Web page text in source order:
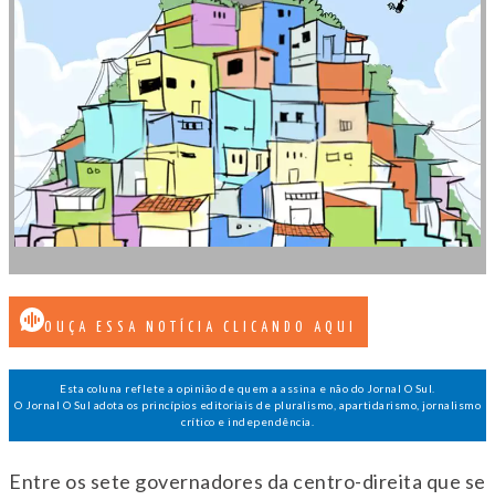
OUÇA ESSA NOTÍCIA CLICANDO AQUI
Esta coluna reflete a opinião de quem a assina e não do Jornal O Sul.
O Jornal O Sul adota os princípios editoriais de pluralismo, apartidarismo, jornalismo
crítico e independência.
Entre os sete governadores da centro-direita que se